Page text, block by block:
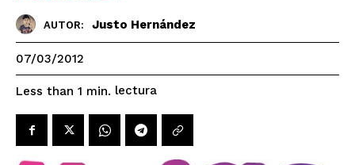
AUTOR: Justo Hernández
07/03/2012
Less than 1 min. lectura